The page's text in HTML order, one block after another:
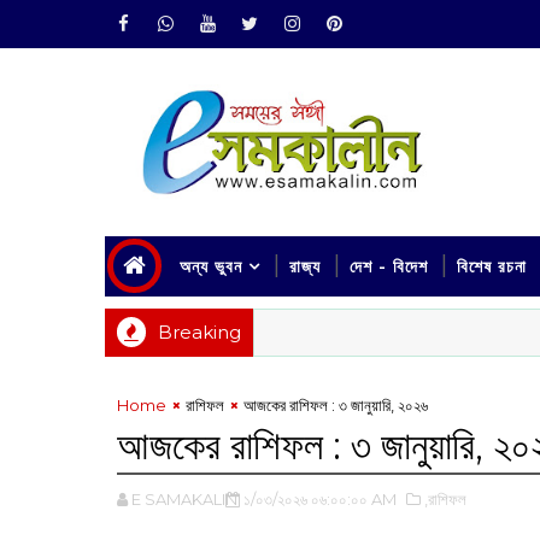
অন্য ভুবন রাজ্য দেশ - বিদেশ বিশেষ রচনা
Breaking
Home রাশিফল আজকের রাশিফল :‌ ৩ জানুয়ারি, ২০২৬
আজকের রাশিফল :‌ ৩ জানুয়ারি,
E SAMAKALIN ১/০৩/২০২৬ ০৬:০০:০০ AM ,রাশিফল